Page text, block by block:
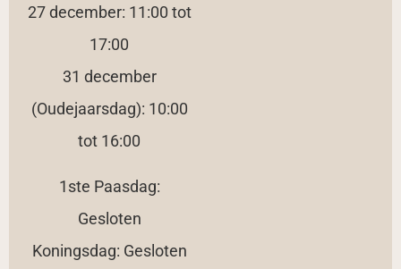
27 december: 11:00 tot
17:00
31 december
(Oudejaarsdag): 10:00
tot 16:00
1ste Paasdag:
Gesloten
Koningsdag: Gesloten